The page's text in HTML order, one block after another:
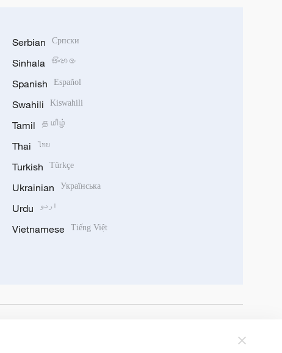
Serbian Српски
Sinhala සිංහල
Spanish Español
Swahili Kiswahili
Tamil தமிழ்
Thai ไทย
Turkish Türkçe
Ukrainian Українська
Urdu اردو
Vietnamese Tiếng Việt